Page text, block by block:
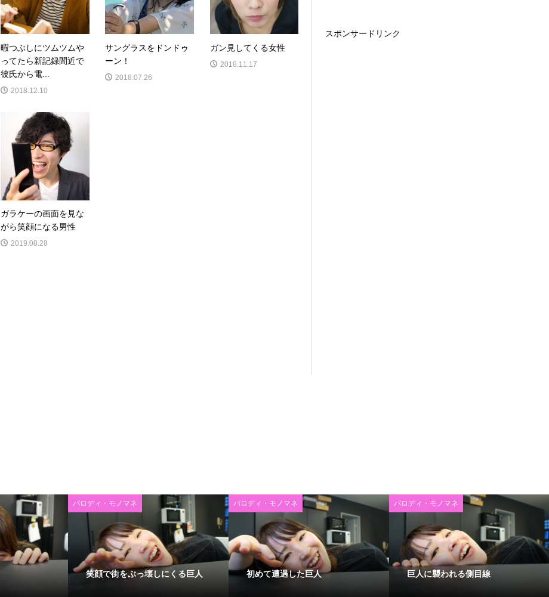
暇つぶしにツムツムや
ってたら新記録間近で
彼氏から電...
2018.12.10
サングラスをドンドゥ
ーン！
2018.07.26
ガン見してくる女性
2018.11.17
ガラケーの画面を見な
がら笑顔になる男性
2019.08.28
スポンサードリンク
パロディ・モノマネ
笑顔で街をぶっ壊しにくる巨人
パロディ・モノマネ
初めて遭遇した巨人
パロディ・モノマネ
巨人に襲われる側目線